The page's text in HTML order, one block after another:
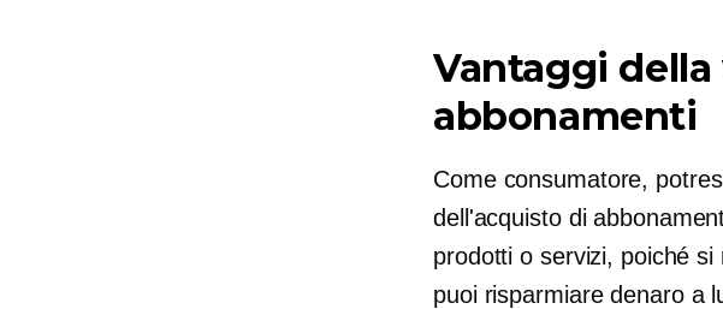
Vantaggi
abbonamenti
Come consumatore,
dell'acquisto di
prodotti o servizi, poiché
puoi risparmiare denaro a